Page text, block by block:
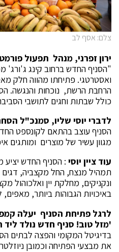
צלם: אסף לב
ירון זפרני, מנהל תפעול פורמט
"הסניף החדש ברחוב קינג ג'ורג'
ואסטרטגי. פתיחתו מהווה חלק
כולל שבתות וחגים לתושבי
לדברי יוסי שליו, סמנכ"ל
הסניף עוצב בהתאם לקונספט
מגוון עשיר של מוצרים ומותגים
עוד ציין יוסי : הסניף החדש יציע
תמהיל מנצח, החל מקצביה, דגים
ונקניקים, מחלקת יין ואלכוהול
באיכויות הגבוהות ביותר, מאפים,
לרגל פתיחת הסניף יעלה
'מזל טוב! סניף חדש נולד ליד
בדיגיטל המקומי והפצה לבתים
את מבצעי הפתיחה וכמובן